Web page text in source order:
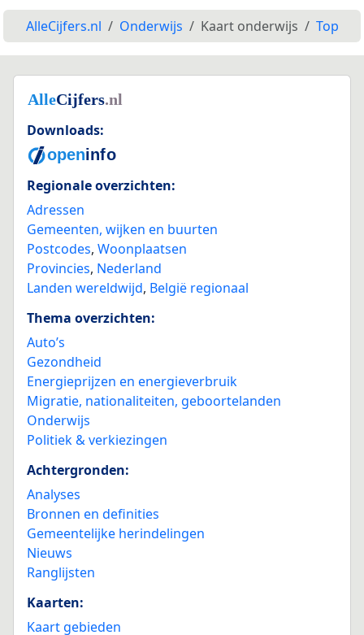
AlleCijfers.nl Onderwijs Kaart onderwijs Top
Downloads:
Regionale overzichten:
Adressen
Gemeenten, wijken en buurten
Postcodes, Woonplaatsen
Provincies, Nederland
Landen wereldwijd, België regionaal
Thema overzichten:
Auto’s
Gezondheid
Energieprijzen en energieverbruik
Migratie, nationaliteiten, geboortelanden
Onderwijs
Politiek & verkiezingen
Achtergronden:
Analyses
Bronnen en definities
Gemeentelijke herindelingen
Nieuws
Ranglijsten
Kaarten:
Kaart gebieden